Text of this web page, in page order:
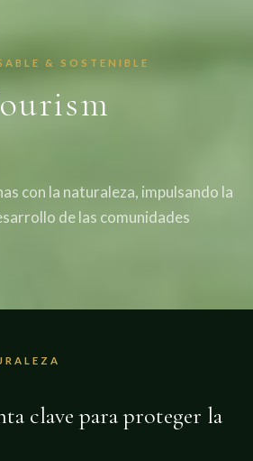
& SOSTENIBLE
con la naturaleza, impulsando la
de las comunidades
clave para proteger la